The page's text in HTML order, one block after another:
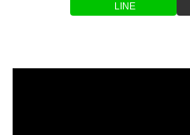
LINE